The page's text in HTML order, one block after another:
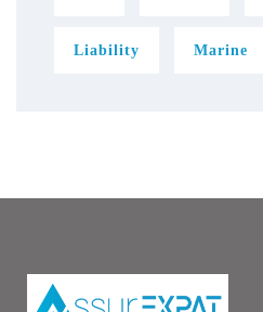
Liability Marine